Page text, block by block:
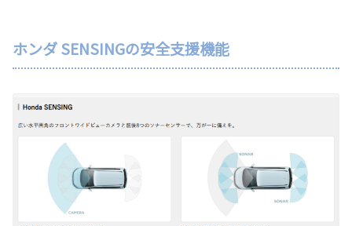
ホンダ SENSINGの安全支援機能